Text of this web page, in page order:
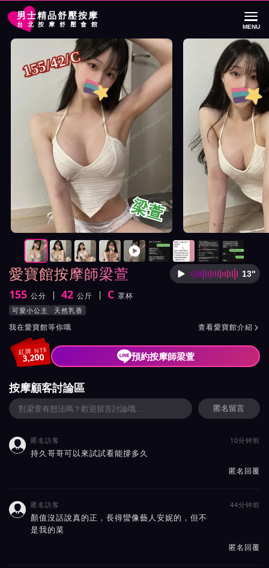
男士精品舒壓按摩
台北按摩舒壓會館 MENU
首頁 愛寶館按摩師梁萱詳細介紹
愛寶館按摩師梁萱 按摩師
13"
身高
155 公分
體重 42 公斤
罩杯 C 罩杯
按摩師梁萱服務風格與特色
可愛小公主 天然乳香
按摩師梁萱所屬按摩會館介紹與班表
我在愛寶館等你哦 查看愛寶館介紹 
紅牌 NT$
3,200 預約按摩師梁萱
愛寶館按摩師梁萱照片展示與影片介紹
梁萱
155/42/C
按摩師梁萱照片展示與影片介紹及客戶評價截屏展示
按摩顧客討論區
匿名留言
 匿名訪客 10分钟前
持久哥哥可以來試試看能撐多久
匿名回覆
 匿名訪客 44分钟前
顏值沒話說真的正，長得蠻像藝人安妮的，但不
是我的菜
匿名回覆